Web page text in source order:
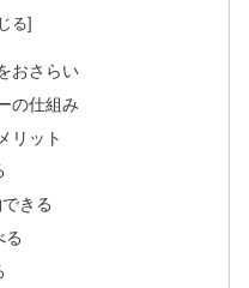
おさらい
の仕組み
リット
きる
る